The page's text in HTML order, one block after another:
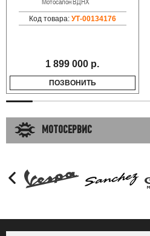
Код товара: УТ-00134176
1 899 000 р.
ПОЗВОНИТЬ
МОТОСЕРВИС